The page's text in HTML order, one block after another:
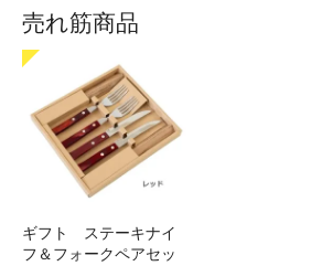
売れ筋商品
ギフト ステーキナイ
フ＆フォークペアセッ